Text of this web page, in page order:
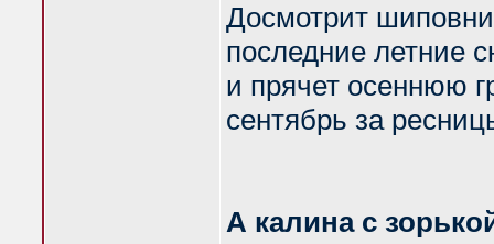
Досмотрит
последние летние
и прячет осеннюю
сентябрь за
А калина с